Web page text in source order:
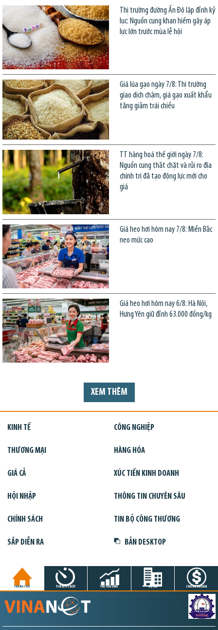
Thị trường đường Ấn Độ lập đỉnh kỷ
lục: Nguồn cung khan hiếm gây áp
lực lớn trước mùa lễ hội
Giá lúa gạo ngày 7/8: Thị trường
giao dịch chậm, giá gạo xuất khẩu
tăng giảm trái chiều
TT hàng hoá thế giới ngày 7/8:
Nguồn cung thắt chặt và rủi ro địa
chính trị đã tạo động lực mới cho
giá
Giá heo hơi hôm nay 7/8: Miền Bắc
neo mức cao
Giá heo hơi hôm nay 6/8: Hà Nội,
Hưng Yên giữ đỉnh 63.000 đồng/kg
XEM THÊM
KINH TẾ CÔNG NGHIỆP
THƯƠNG MẠI HÀNG HÓA
GIÁ CẢ XÚC TIẾN KINH DOANH
HỘI NHẬP THÔNG TIN CHUYÊN SÂU
CHÍNH SÁCH TIN BỘ CÔNG THƯƠNG
SẮP DIỄN RA BẢN DESKTOP
TRANG CHỦ TIN GIỜ CHÓT THỊ TRƯỜNG DỰ ÁN CHỨNG KHOÁN